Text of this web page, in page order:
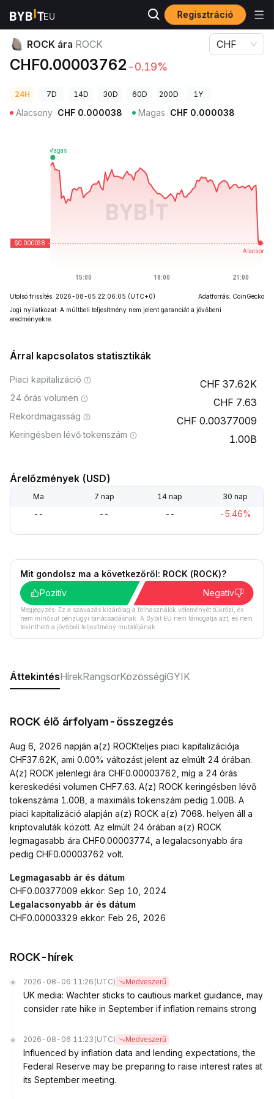
Regisztráció
Kriptovaluta árak
ROCK ára ROCK
CHF0.00003762 -0.19%
CHF
24H 7D 14D 30D 60D 200D 1Y
Alacsony CHF 0.000038 Magas CHF 0.000038
Utolsó frissítés: 2026-08-05 22:06:05 (UTC+0)
Adatforrás: CoinGecko
Jogi nyilatkozat: A múltbeli teljesítmény nem jelent garanciát a jövőbeni
eredményekre.
Árral kapcsolatos statisztikák
Piaci kapitalizáció 37.62K
24 órás volumen 7.63
Rekordmagasság 0.00377009
Keringésben lévő tokenszám 1.00B
Árelőzmények (USD)
Ma 7 nap 14 nap 30 nap
-- -- -- -5.46%
Mit gondolsz ma a következőről: ROCK (ROCK)?
Pozitív
Negatív
Megjegyzés: Ez a szavazás kizárólag a felhasználók véleményét tükrözi, és
nem minősül pénzügyi tanácsadásnak. A Bybit EU nem támogatja azt, és nem
tekinthető a jövőbeli teljesítmény mutatójának.
ÁttekintésHírekRangsorKözösségiGYIK
ROCK élő árfolyam-összegzés
Aug 6, 2026 napján a(z) ROCKteljes piaci kapitalizációja
CHF37.62K, ami 0.00% változást jelent az elmúlt 24 órában.
A(z) ROCK jelenlegi ára CHF0.00003762, míg a 24 órás
kereskedési volumen CHF7.63. A(z) ROCK keringésben lévő
tokenszáma 1.00B, a maximális tokenszám pedig 1.00B. A
piaci kapitalizáció alapján a(z) ROCK a(z) 7068. helyen áll a
kriptovaluták között. Az elmúlt 24 órában a(z) ROCK
legmagasabb ára CHF0.00003774, a legalacsonyabb ára
pedig CHF0.00003762 volt.
Legmagasabb ár és dátum
CHF0.00377009 ekkor: Sep 10, 2024
Legalacsonyabb ár és dátum
CHF0.00003329 ekkor: Feb 26, 2026
ROCK-hírek
2026-08-06 11:26 (UTC) Medveszerű
UK media: Wachter sticks to cautious market guidance, may
consider rate hike in September if inflation remains strong
2026-08-06 11:23 (UTC) Medveszerű
Influenced by inflation data and lending expectations, the
Federal Reserve may be preparing to raise interest rates at
its September meeting.